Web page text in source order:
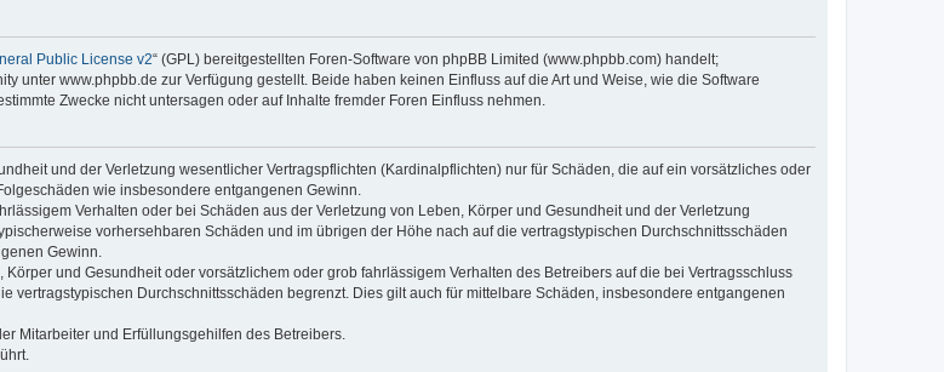
Public License v2“ (GPL) bereitgestellten Foren-Software von phpBB Limited (www.phpbb.com) handelt;
unter www.phpbb.de zur Verfügung gestellt. Beide haben keinen Einfluss auf die Art und Weise, wie die Software
Zwecke nicht untersagen oder auf Inhalte fremder Foren Einfluss nehmen.
und der Verletzung wesentlicher Vertragspflichten (Kardinalpflichten) nur für Schäden, die auf ein vorsätzliches oder
wie insbesondere entgangenen Gewinn.
Verhalten oder bei Schäden aus der Verletzung von Leben, Körper und Gesundheit und der Verletzung
vorhersehbaren Schäden und im übrigen der Höhe nach auf die vertragstypischen Durchschnittsschäden
Gewinn.
und Gesundheit oder vorsätzlichem oder grob fahrlässigem Verhalten des Betreibers auf die bei Vertragsschluss
vertragstypischen Durchschnittsschäden begrenzt. Dies gilt auch für mittelbare Schäden, insbesondere entgangenen
Mitarbeiter und Erfüllungsgehilfen des Betreibers.